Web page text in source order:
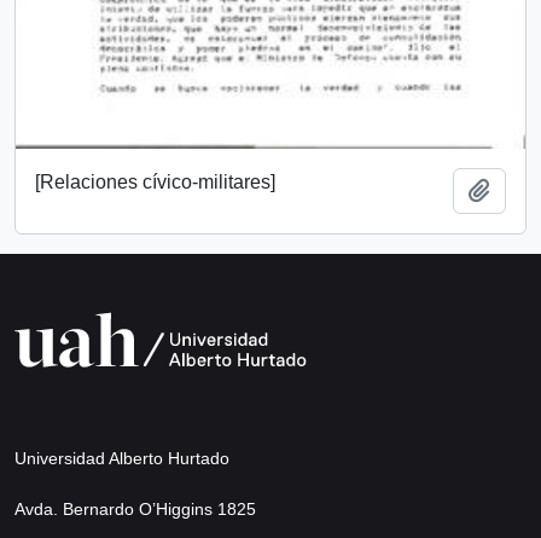
[Relaciones cívico-militares]
Universidad Alberto Hurtado
Avda. Bernardo O’Higgins 1825